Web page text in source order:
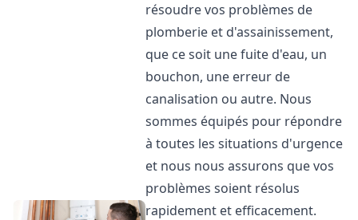
résoudre vos problèmes de
plomberie et d'assainissement,
que ce soit une fuite d'eau, un
bouchon, une erreur de
canalisation ou autre. Nous
sommes équipés pour répondre
à toutes les situations d'urgence
et nous nous assurons que vos
problèmes soient résolus
rapidement et efficacement.